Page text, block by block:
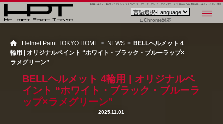
BELLヘルメット 4輪用 | オリジナルペイント “ホワイト・ブラック・ブルーラップ×ラメグリーン” ｜ Helmet Paint TOKYO - ヘルメットペイント東京
Chrome対応
Helmet Paint TOKYO HOME NEWS
BELLヘルメット 4
輪用 | オリジナルペイント “ホワイト・ブラック・ブルーラップ×
ラメグリーン”
BELLヘルメット 4輪用 | オリジナルペ
イント “ホワイト・ブラック・ブルーラ
ップ×ラメグリーン”
2025.11.01